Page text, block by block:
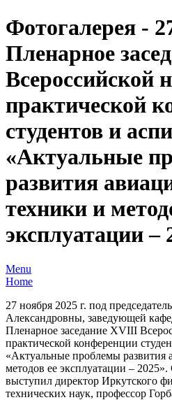
Фотогалерея -
Пленарное
Всероссийской
практической
студентов и
«Актуальные
развития
техники и
эксплуатации –
Menu
Home
27 ноября 2025 г. под
Александровны, заведующей
Пленарное заседание XVIII
практической конференции
«Актуальные проблемы развития
методов ее эксплуатации –
выступил директор Иркутского
технических наук, профессор